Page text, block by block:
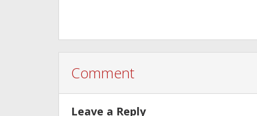
Comment
Leave a Reply